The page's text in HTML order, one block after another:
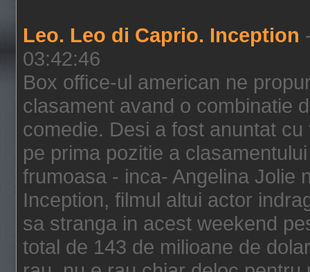
Leo. Leo di Caprio. Inception
03:42:46
Box office-ul american ne
clasament avand o combinatie
comedie. Desi a fost anuntat
pe prima pozitie a
frumoasa - inca- Angelina Jolie
Inception, filmul altui actor
sa stranga in acest weekend
total de 143 de milioane de